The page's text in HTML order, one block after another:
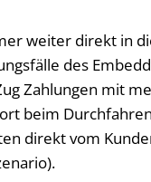
weiter direkt in
des
Zahlungen mit
beim
direkt vom